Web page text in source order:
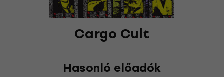
Cargo Cult
Hasonló előadók